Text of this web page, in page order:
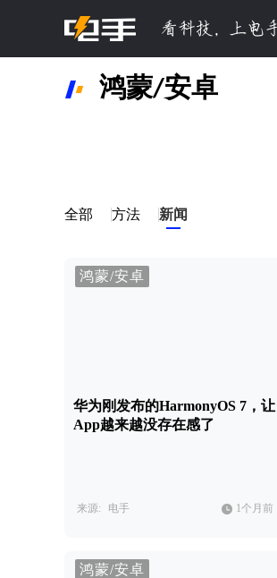
鸿蒙/安卓
全部 方法 新闻
鸿蒙/安卓
华为刚发布的HarmonyOS 7，让
App越来越没存在感了
来源: 电手 1个月前
鸿蒙/安卓